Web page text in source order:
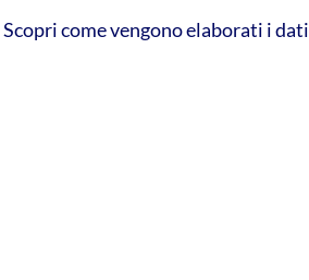
Scopri come vengono elaborati i dati